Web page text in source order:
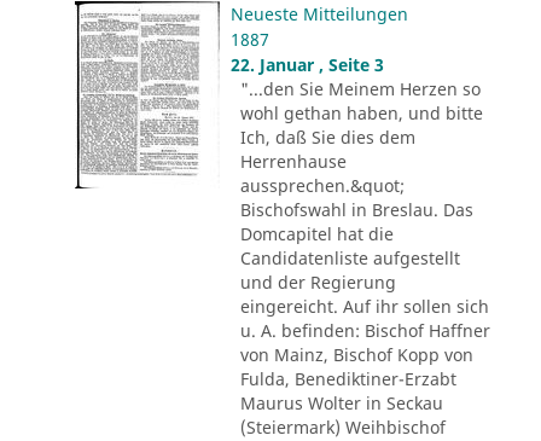
Neueste Mitteilungen
1887
22. Januar , Seite 3
"...den Sie Meinem Herzen so
wohl gethan haben, und bitte
Ich, daß Sie dies dem
Herrenhause
aussprechen.&quot;
Bischofswahl in Breslau. Das
Domcapitel hat die
Candidatenliste aufgestellt
und der Regierung
eingereicht. Auf ihr sollen sich
u. A. befinden: Bischof Haffner
von Mainz, Bischof Kopp von
Fulda, Benediktiner-Erzabt
Maurus Wolter in Seckau
(Steiermark) Weihbischof